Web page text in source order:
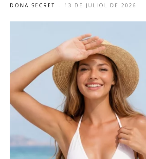
DONA SECRET - 13 DE JULIOL DE 2026